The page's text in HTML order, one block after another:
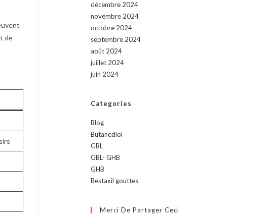
de
décembre 2024
novembre 2024
octobre 2024
septembre 2024
août 2024
juillet 2024
juin 2024
Categories
Blog
Butanediol
GBL
GBL- GHB
GHB
Restaxil gouttes
Merci De Partager Ceci